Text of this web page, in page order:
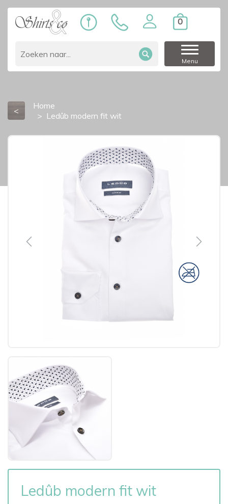
0
Menu
<
Home
Ledûb modern fit wit
Previous Next
Ledûb modern fit wit